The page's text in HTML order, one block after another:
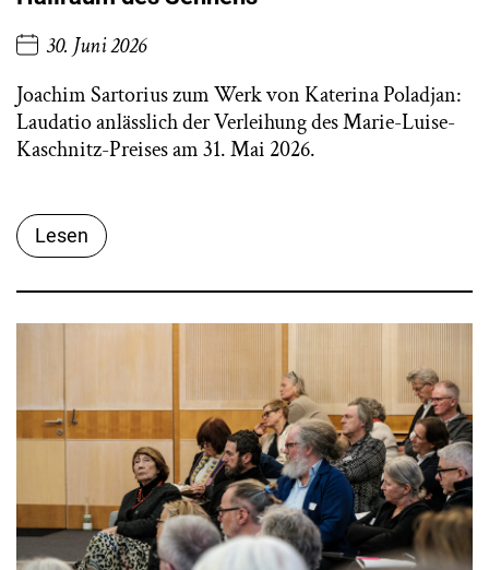
30. Juni 2026
Joachim Sartorius zum Werk von Katerina Poladjan:
Laudatio anlässlich der Verleihung des Marie-Luise-
Kaschnitz-Preises am 31. Mai 2026.
Lesen